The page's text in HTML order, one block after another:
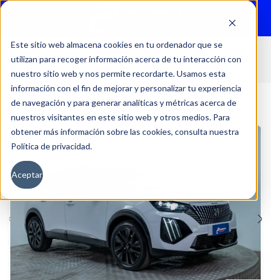
Este sitio web almacena cookies en tu ordenador que se
utilizan para recoger información acerca de tu interacción con
nuestro sitio web y nos permite recordarte. Usamos esta
información con el fin de mejorar y personalizar tu experiencia
de navegación y para generar analíticas y métricas acerca de
nuestros visitantes en este sitio web y otros medios. Para
obtener más información sobre las cookies, consulta nuestra
Política de privacidad.
Aceptar
Inicio Autos